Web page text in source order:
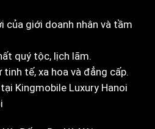
của giới doanh nhân và tầm
quý tộc, lịch lãm.
tế, xa hoa và đẳng cấp.
Kingmobile Luxury Hanoi